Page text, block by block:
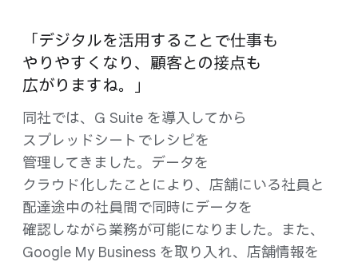
「デジタルを​活用する​ことで​仕事も​
やりやすくなり、​顧客との​接点も​
広がりますね。」
同社では、​G Suite を​導入してから​
スプレッドシートで​レシピを​
管理してきました。​データを​
クラウド化したことに​より、​店舗に​いる​社員と​
配達途中の​社員間で​同時に​データを​
確認しながら​業務が​可能に​なりました。​また、​
Google My Business を​取り​入れ、​店舗情報を